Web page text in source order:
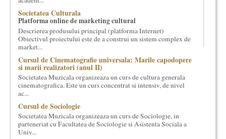
cei care il finantateaza sunt in rubricile de mai jos.
Societatea Culturala
Platforma online de marketing cultural
Descrierea produsului principal (platforma Internet)
Obiectivul proiectului este de a construi un sistem complex de
market...
Cursul de Cinematografie universala: Marile capodopere
si marii realizatori (anul II)
Societatea Muzicala organizeaza un curs de cultura generala
cinematografica. Este un curs concentrat si intensiv, de nivel
ac...
Cursul de Sociologie
Societatea Muzicala organizeaza un curs de Sociologie, in
parteneriat cu Facultatea de Sociologie si Asistenta Sociala a
Univ...